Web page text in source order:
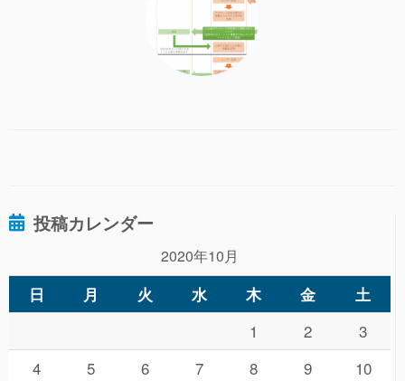
投稿カレンダー
2020年10月
日 月 火 水 木 金 土
1 2
3
4
5 6 7 8 9
10